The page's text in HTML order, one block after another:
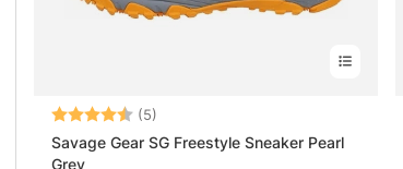
Betyg: (5)
Savage Gear SG Freestyle Sneaker Pearl
Grey